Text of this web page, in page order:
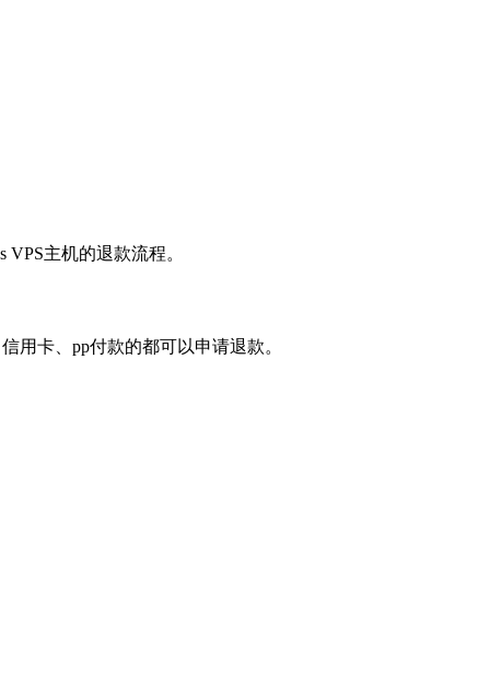
主机的退款流程。
用卡、pp付款的都可以申请退款。